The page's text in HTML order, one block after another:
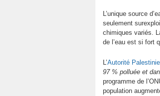
L’unique source
seulement
chimiques variés.
de l’eau est si fort
L’Autorité
97 % polluée et
programme de
population